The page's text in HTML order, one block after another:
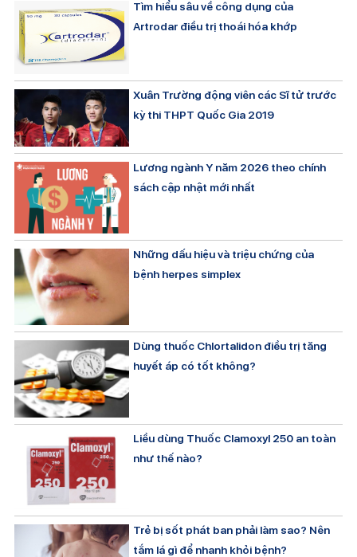
Tìm hiểu sâu về công dụng của
Artrodar điều trị thoái hóa khớp
Xuân Trường động viên các Sĩ tử trước
kỳ thi THPT Quốc Gia 2019
Lương ngành Y năm 2026 theo chính
sách cập nhật mới nhất
Những dấu hiệu và triệu chứng của
bệnh herpes simplex
Dùng thuốc Chlortalidon điều trị tăng
huyết áp có tốt không?
Liều dùng Thuốc Clamoxyl 250 an toàn
như thế nào?
Trẻ bị sốt phát ban phải làm sao? Nên
tắm lá gì để nhanh khỏi bệnh?